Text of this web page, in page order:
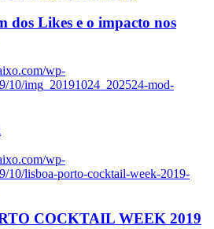
dos Likes e o impacto nos
wp-
10/img_20191024_202524-mod-
wp-
10/lisboa-porto-cocktail-week-2019-
COCKTAIL WEEK 2019